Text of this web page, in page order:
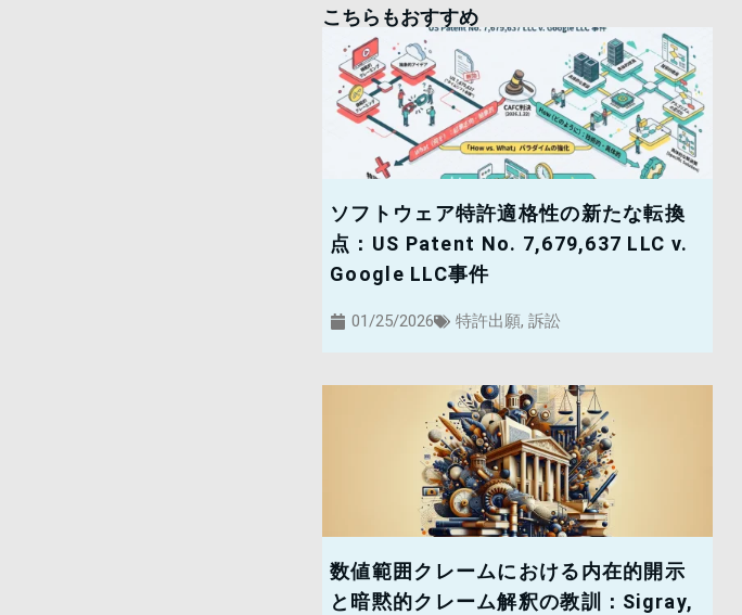
こちらもおすすめ
ソフトウェア特許適格性の新たな転換
点：US Patent No. 7,679,637 LLC v.
Google LLC事件
01/25/2026 特許出願,訴訟
数値範囲クレームにおける内在的開示
と暗黙的クレーム解釈の教訓：Sigray,